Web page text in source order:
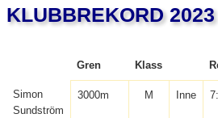
KLUBBREKORD 2023
Gren Klass
Simon
Sundström
3000m M Inne